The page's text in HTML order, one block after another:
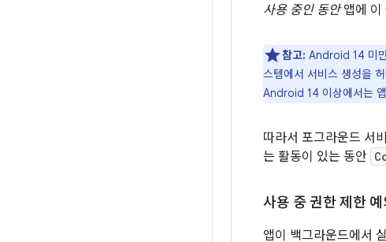
사용 중인 동안앱에 이
참고: Android 14 미
스템에서 서비스 생성을
Android 14 이상에서는
따라서 포그라운드 서
는 활동이 있는 동안
사용 중 권한 제한 예
앱이 백그라운드에서